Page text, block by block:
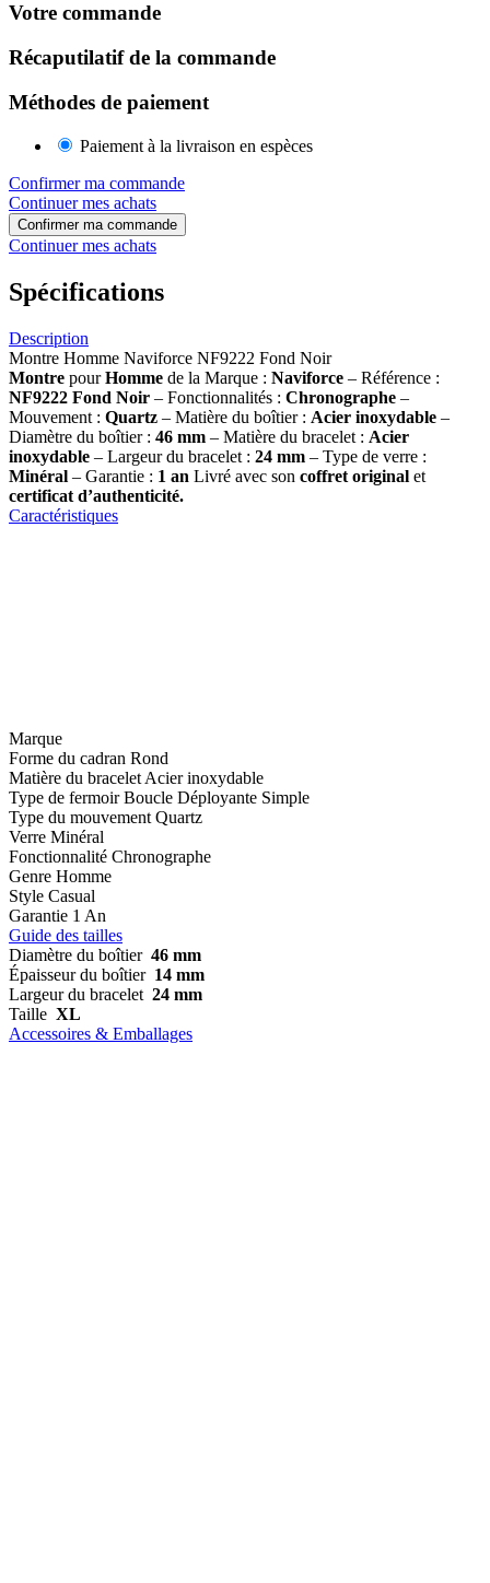
Votre commande
Récaputilatif de la commande
Méthodes de paiement
Paiement à la livraison en espèces
Confirmer ma commande
Continuer mes achats
Confirmer ma commande
Continuer mes achats
Spécifications
Description
Montre Homme Naviforce NF9222 Fond Noir
Montre pourHomme de la Marque : Naviforce – Référence :
NF9222 Fond Noir – Fonctionnalités : Chronographe –
Mouvement : Quartz – Matière du boîtier : Acier inoxydable –
Diamètre du boîtier : 46 mm – Matière du bracelet : Acier
inoxydable – Largeur du bracelet : 24 mm – Type de verre :
Minéral – Garantie : 1 an Livré avec son coffret original et
certificat d’authenticité.
Caractéristiques
Marque
Forme du cadran Rond
Matière du bracelet Acier inoxydable
Type de fermoir Boucle Déployante Simple
Type du mouvement Quartz
Verre Minéral
Fonctionnalité Chronographe
Genre Homme
Style Casual
Garantie 1 An
Guide des tailles
Diamètre du boîtier 46 mm
Épaisseur du boîtier 14 mm
Largeur du bracelet 24 mm
Taille XL
Accessoires & Emballages